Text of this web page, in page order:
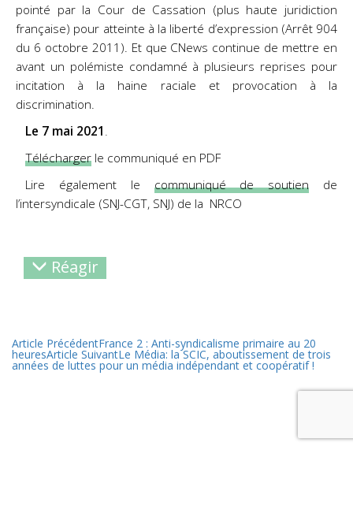
pointé par la Cour de Cassation (plus haute juridiction
française) pour atteinte à la liberté d’expression (Arrêt 904
du 6 octobre 2011). Et que CNews continue de mettre en
avant un polémiste condamné à plusieurs reprises pour
incitation à la haine raciale et provocation à la
discrimination.
Le 7 mai 2021.
Télécharger le communiqué en PDF
Lire également le communiqué de soutien de
l’intersyndicale (SNJ-CGT, SNJ) de la NRCO
Réagir
Article PrécédentFrance 2 : Anti-syndicalisme primaire au 20
heuresArticle SuivantLe Média: la SCIC, aboutissement de trois
années de luttes pour un média indépendant et coopératif !